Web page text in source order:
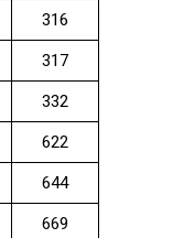
316
317
332
622
644
669